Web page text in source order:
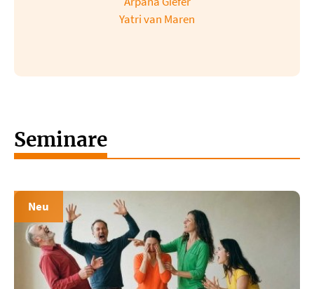
Yatri van Maren
Seminare
Neu